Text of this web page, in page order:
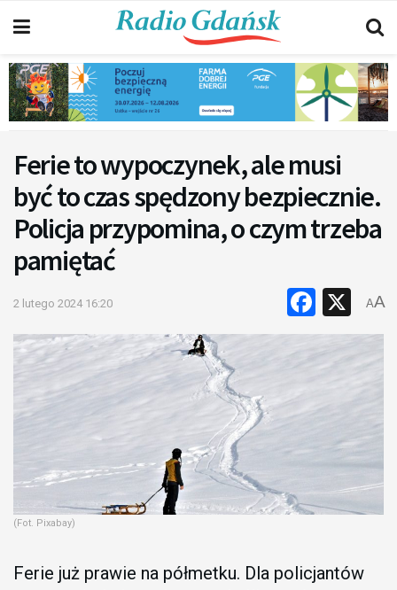
Ferie to wypoczynek, ale musi
być to czas spędzony bezpiecznie.
Policja przypomina, o czym trzeba
pamiętać
2 lutego 2024 16:20 X
AA
(Fot. Pixabay)
Ferie już prawie na półmetku. Dla policjantów